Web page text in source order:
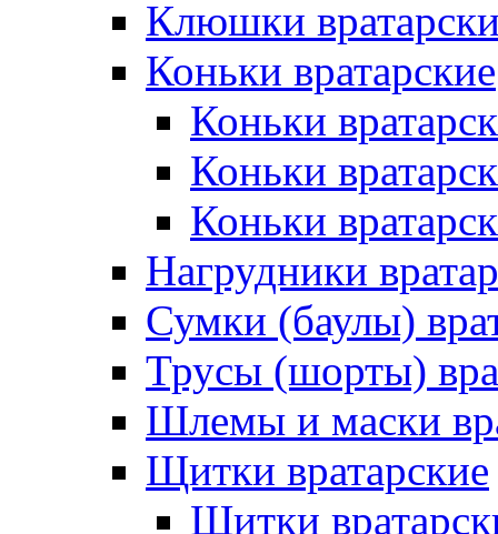
Клюшки
Коньки вратарские
Коньки
Коньки
Коньки
Нагрудники
Сумки (баулы)
Трусы (шорты)
Шлемы и маски
Щитки вратарские
Щитки